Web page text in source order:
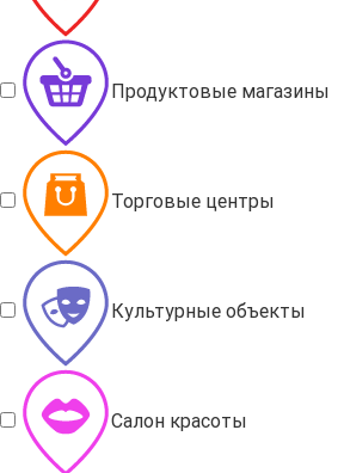
Продуктовые магазины
Торговые центры
Культурные объекты
Салон красоты